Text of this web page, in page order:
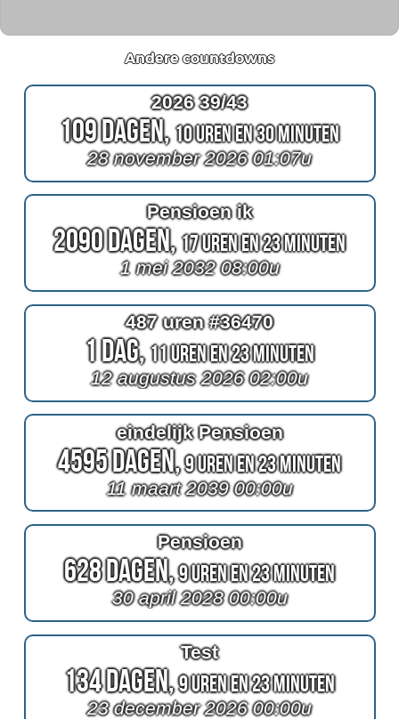
Andere countdowns
2026 39/43
109 Dagen,10 Uren en 30 Minuten
28 november 2026 01:07u
Pensioen ik
2090 Dagen,17 Uren en 23 Minuten
1 mei 2032 08:00u
487 uren #36470
1 Dag,11 Uren en 23 Minuten
12 augustus 2026 02:00u
eindelijk Pensioen
4595 Dagen,9 Uren en 23 Minuten
11 maart 2039 00:00u
Pensioen
628 Dagen,9 Uren en 23 Minuten
30 april 2028 00:00u
Test
134 Dagen,9 Uren en 23 Minuten
23 december 2026 00:00u